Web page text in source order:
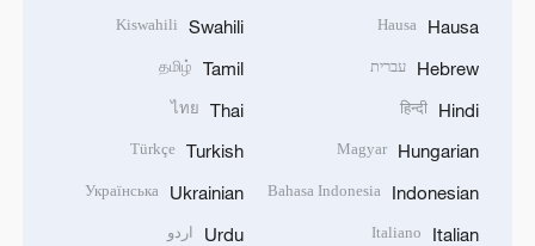
Hausa
Hausa
Hebrew עברית
Hindi
हिन्दी
Hungarian
Magyar
Indonesian
Bahasa Indonesia
Italian
Italiano
Swahili
Kiswahili
Tamil
தமிழ்
Thai
ไทย
Turkish
Türkçe
Ukrainian
Українська
Urdu اردو